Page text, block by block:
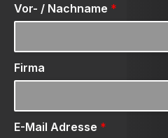
Vor- / Nachname *
Firma
E-Mail Adresse *